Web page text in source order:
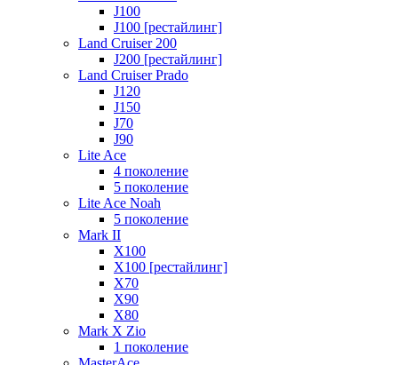
J100
J100 [рестайлинг]
Land Cruiser 200
J200 [рестайлинг]
Land Cruiser Prado
J120
J150
J70
J90
Lite Ace
4 поколение
5 поколение
Lite Ace Noah
5 поколение
Mark II
X100
X100 [рестайлинг]
X70
X90
Х80
Mark X Zio
1 поколение